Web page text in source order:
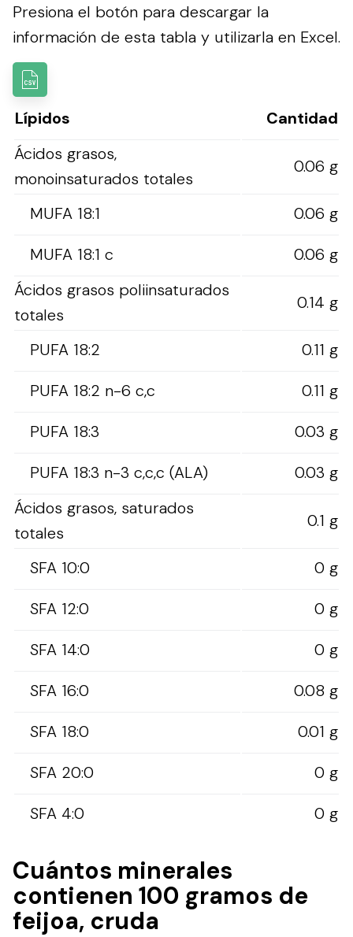
Presiona el botón para descargar la
información de esta tabla y utilizarla en Excel.
Lípidos
Cantidad
Ácidos grasos,
monoinsaturados totales
0.06 g
MUFA 18:1
0.06 g
MUFA 18:1 c
0.06 g
Ácidos grasos poliinsaturados
totales
0.14 g
PUFA 18:2
0.11 g
PUFA 18:2 n-6 c,c
0.11 g
PUFA 18:3
0.03 g
PUFA 18:3 n-3 c,c,c (ALA)
0.03 g
Ácidos grasos, saturados
totales
0.1 g
SFA 10:0
0 g
SFA 12:0
0 g
SFA 14:0
0 g
SFA 16:0
0.08 g
SFA 18:0
0.01 g
SFA 20:0
0 g
SFA 4:0
0 g
Cuántos minerales
contienen 100 gramos de
feijoa, cruda